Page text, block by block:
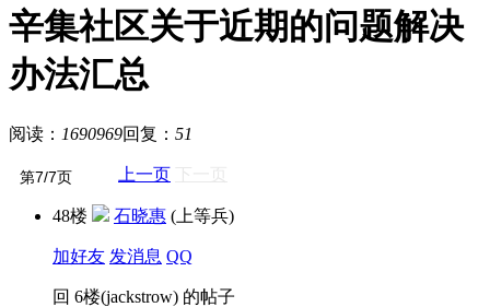
辛集社区关于近期的问题解决
办法汇总
阅读： 1690969回复： 51
上一页
48楼 石晓惠 (上等兵)
加好友 发消息 QQ
回 6楼(jackstrow) 的帖子